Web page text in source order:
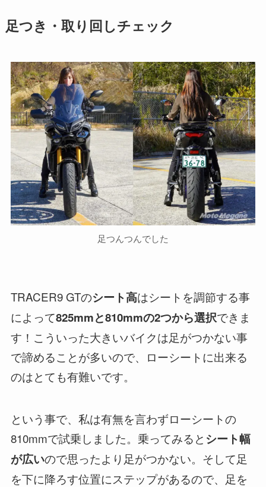
足つき・取り回しチェック
足つんつんでした
TRACER9 GTのシート高はシートを調節する事
によって825mmと810mmの2つから選択できま
す！こういった大きいバイクは足がつかない事
で諦めることが多いので、ローシートに出来る
のはとても有難いです。
という事で、私は有無を言わずローシートの
810mmで試乗しました。乗ってみると シート幅
が広いので思ったより足がつかない。そして足
を下に降ろす位置にステップがあるので、足を